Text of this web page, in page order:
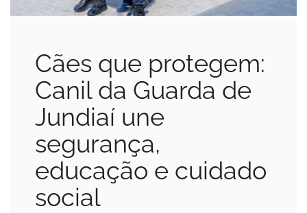
Cães que protegem:
Canil da Guarda de
Jundiaí une
segurança,
educação e cuidado
social